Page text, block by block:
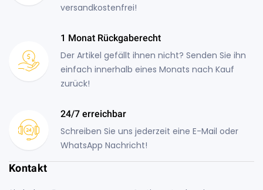
versandkostenfrei!
1 Monat Rückgaberecht
Der Artikel gefällt ihnen nicht? Senden Sie ihn
einfach innerhalb eines Monats nach Kauf
zurück!
24/7 erreichbar
Schreiben Sie uns jederzeit eine E-Mail oder
WhatsApp Nachricht!
Kontakt